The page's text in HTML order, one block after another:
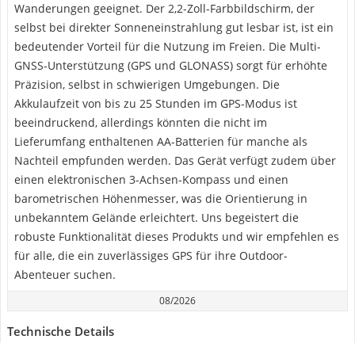
Wanderungen geeignet. Der 2,2-Zoll-Farbbildschirm, der
selbst bei direkter Sonneneinstrahlung gut lesbar ist, ist ein
bedeutender Vorteil für die Nutzung im Freien. Die Multi-
GNSS-Unterstützung (GPS und GLONASS) sorgt für erhöhte
Präzision, selbst in schwierigen Umgebungen. Die
Akkulaufzeit von bis zu 25 Stunden im GPS-Modus ist
beeindruckend, allerdings könnten die nicht im
Lieferumfang enthaltenen AA-Batterien für manche als
Nachteil empfunden werden. Das Gerät verfügt zudem über
einen elektronischen 3-Achsen-Kompass und einen
barometrischen Höhenmesser, was die Orientierung in
unbekanntem Gelände erleichtert. Uns begeistert die
robuste Funktionalität dieses Produkts und wir empfehlen es
für alle, die ein zuverlässiges GPS für ihre Outdoor-
Abenteuer suchen.
08/2026
Technische Details